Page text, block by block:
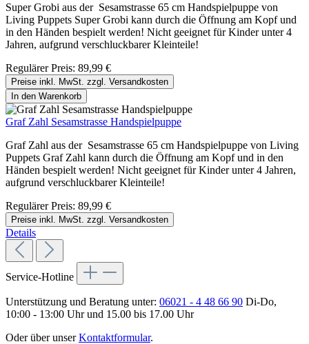
Super Grobi aus der Sesamstrasse 65 cm Handspielpuppe von
Living Puppets Super Grobi kann durch die Öffnung am Kopf und
in den Händen bespielt werden! Nicht geeignet für Kinder unter 4
Jahren, aufgrund verschluckbarer Kleinteile!
Regulärer Preis: 89,99 €
Preise inkl. MwSt. zzgl. Versandkosten
In den Warenkorb
Graf Zahl Sesamstrasse Handspielpuppe
Graf Zahl aus der Sesamstrasse 65 cm Handspielpuppe von Living
Puppets Graf Zahl kann durch die Öffnung am Kopf und in den
Händen bespielt werden! Nicht geeignet für Kinder unter 4 Jahren,
aufgrund verschluckbarer Kleinteile!
Regulärer Preis: 89,99 €
Preise inkl. MwSt. zzgl. Versandkosten
Details
Service-Hotline
Unterstützung und Beratung unter: 06021 - 4 48 66 90 Di-Do,
10:00 - 13:00 Uhr und 15.00 bis 17.00 Uhr
Oder über unserKontaktformular.